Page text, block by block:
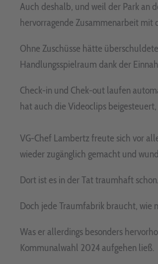
Auch deshalb, und weil der Park an
hervorragende Zusammenarbeit mit
Ohne Zuschüsse hätte
Handlungsspielraum dank der
Check-in und Chek-out laufen
hat auch die Videoclips
VG-Chef Lambertz freute sich vor
wieder zugänglich gemacht und
Dort ist es in der Tat traumhaft schon.
Doch jede Traumfabrik braucht, wie
Was er allerdings besonders
Kommunalwahl 2024 aufgehen ließ.